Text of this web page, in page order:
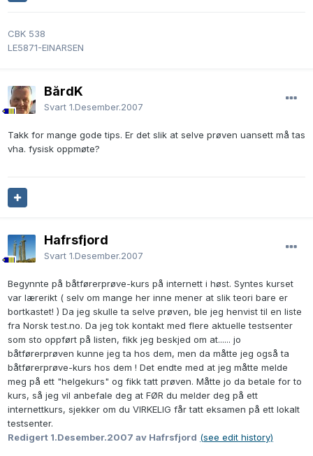
CBK 538
LE5871-EINARSEN
BårdK
Svart 1.Desember.2007
Takk for mange gode tips. Er det slik at selve prøven uansett må tas
vha. fysisk oppmøte?
Hafrsfjord
Svart 1.Desember.2007
Begynnte på båtførerprøve-kurs på internett i høst. Syntes kurset
var lærerikt ( selv om mange her inne mener at slik teori bare er
bortkastet! ) Da jeg skulle ta selve prøven, ble jeg henvist til en liste
fra Norsk test.no. Da jeg tok kontakt med flere aktuelle testsenter
som sto oppført på listen, fikk jeg beskjed om at...... jo
båtførerprøven kunne jeg ta hos dem, men da måtte jeg også ta
båtførerprøve-kurs hos dem ! Det endte med at jeg måtte melde
meg på ett "helgekurs" og fikk tatt prøven. Måtte jo da betale for to
kurs, så jeg vil anbefale deg at FØR du melder deg på ett
internettkurs, sjekker om du VIRKELIG får tatt eksamen på ett lokalt
testsenter.
Redigert 1.Desember.2007 av Hafrsfjord (see edit history)